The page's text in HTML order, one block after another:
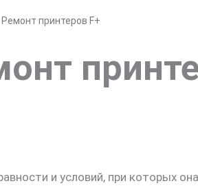
Ремонт принтеров F+
и условий, при которых